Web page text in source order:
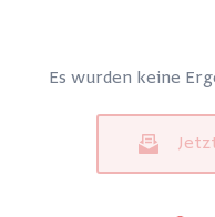
Es wurden keine